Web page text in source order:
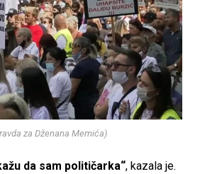
za Dženana Memića)
da sam političarka“, kazala je.